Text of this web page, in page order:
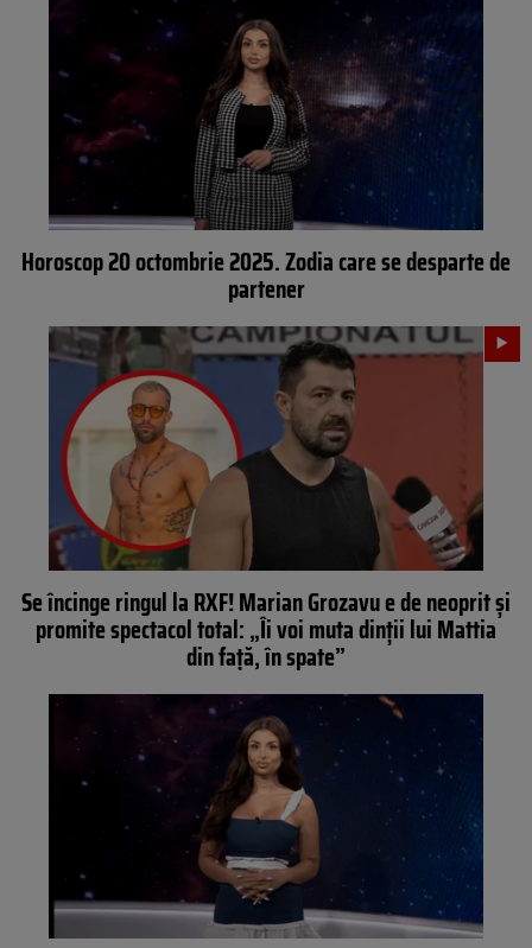
Horoscop 20 octombrie 2025. Zodia care se desparte de
partener
Se încinge ringul la RXF! Marian Grozavu e de neoprit și
promite spectacol total: „Îi voi muta dinții lui Mattia
din față, în spate”